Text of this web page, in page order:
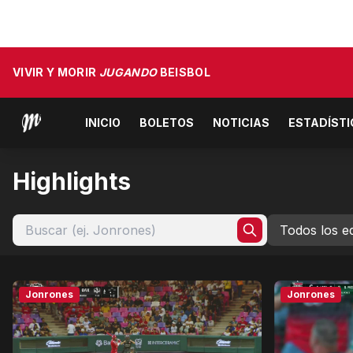
VIVIR Y MORIR JUGANDOBEISBOL
INICIO BOLETOS NOTICIAS
Highlights
Jonrones Jonrones